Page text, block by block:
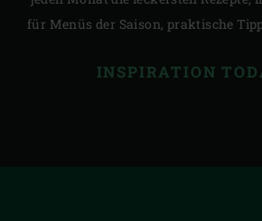
für Menüs der Saison, praktische
INSPIRATION